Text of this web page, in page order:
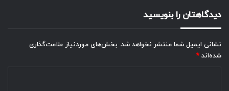
دیدگاهتان را بنویسید
نشانی ایمیل شما منتشر نخواهد شد. بخش‌های موردنیاز علامت‌گذاری
شده‌اند *